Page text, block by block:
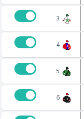
3
4
5
6